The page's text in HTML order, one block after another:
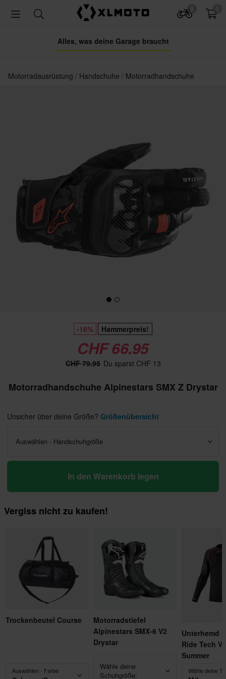
Alles, was deine Garage braucht
Motorradausrüstung Handschuhe Motorradhandschuhe
-16% Hammerpreis!
CHF 66.95
CHF 79.95 Du sparst CHF 13
Motorradhandschuhe Alpinestars SMX Z Drystar
Unsicher über deine Größe? Größenübersicht
Auswählen - Handschuhgröße
In den Warenkorb legen
Vergiss nicht zu kaufen!
Trockenbeutel Course
Auswählen - Farbe
Motorradstiefel
Alpinestars SMX-6 V2
Drystar
Wähle deine
Schuhgröße:
Unterhemd
Ride Tech
Summer
Wähle deine